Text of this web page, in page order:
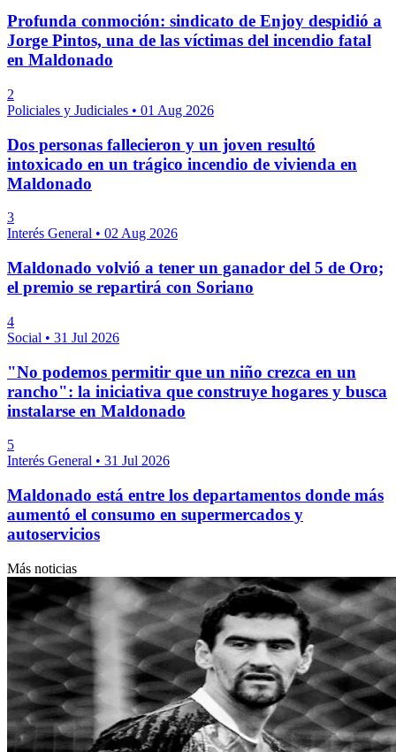
Profunda conmoción: sindicato de Enjoy despidió a
Jorge Pintos, una de las víctimas del incendio fatal
en Maldonado
2
Policiales y Judiciales • 01 Aug 2026
Dos personas fallecieron y un joven resultó
intoxicado en un trágico incendio de vivienda en
Maldonado
3
Interés General • 02 Aug 2026
Maldonado volvió a tener un ganador del 5 de Oro;
el premio se repartirá con Soriano
4
Social • 31 Jul 2026
"No podemos permitir que un niño crezca en un
rancho": la iniciativa que construye hogares y busca
instalarse en Maldonado
5
Interés General • 31 Jul 2026
Maldonado está entre los departamentos donde más
aumentó el consumo en supermercados y
autoservicios
Más noticias